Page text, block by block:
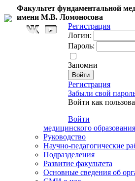
Факультет фундаментальной
имени М.В. Ломоносова
Регистрация
Логин:
Пароль:
Запомни
Регистрация
Забыли свой
Войти как
Войти
медицинского
Руководство
Научно-педагогические
Подразделения
Развитие факультета
Основные сведения об